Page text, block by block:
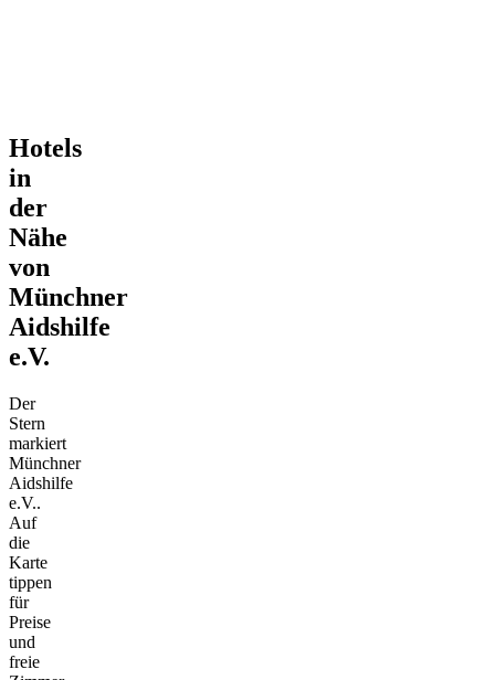
Hotels
in
der
Nähe
von
Münchner
Aidshilfe
e.V.
Der
Stern
markiert
Münchner
Aidshilfe
e.V..
Auf
die
Karte
tippen
für
Preise
und
freie